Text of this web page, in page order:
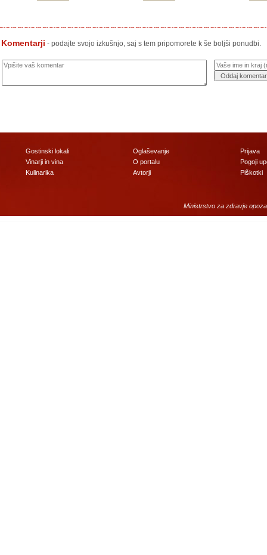
Komentarji - podajte svojo izkušnjo, saj s tem pripomorete k še boljši ponudbi.
Gostinski lokali
Vinarji in vina
Kulinarika
Oglaševanje
O portalu
Avtorji
Prijava
Pogoji
Piškotki
Ministrstvo za zdravje